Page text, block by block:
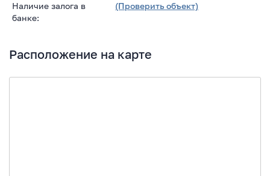
Наличие залога в
банке:
(Проверить объект)
Расположение на карте